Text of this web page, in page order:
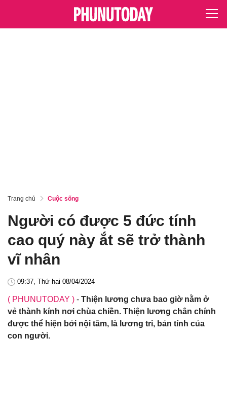
Trang chủ Cuộc sống
Người có được 5 đức tính
cao quý này ắt sẽ trở thành
vĩ nhân
09:37, Thứ hai 08/04/2024
( PHUNUTODAY ) - Thiện lương chưa bao giờ nằm ở
vẻ thành kính nơi chùa chiền. Thiện lương chân chính
được thể hiện bởi nội tâm, là lương tri, bản tính của
con người.